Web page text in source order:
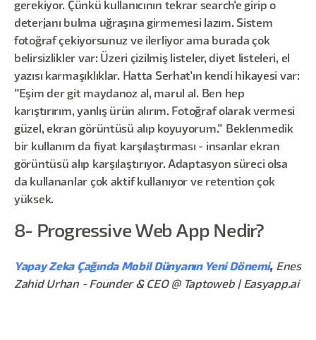
gerekiyor. Çünkü kullanıcının tekrar search'e girip o
deterjanı bulma uğraşına girmemesi lazım. Sistem
fotoğraf çekiyorsunuz ve ilerliyor ama burada çok
belirsizlikler var: Üzeri çizilmiş listeler, diyet listeleri, el
yazısı karmaşıklıklar. Hatta Serhat'ın kendi hikayesi var:
"Eşim der git maydanoz al, marul al. Ben hep
karıştırırım, yanlış ürün alırım. Fotoğraf olarak vermesi
güzel, ekran görüntüsü alıp koyuyorum." Beklenmedik
bir kullanım da fiyat karşılaştırması - insanlar ekran
görüntüsü alıp karşılaştırıyor. Adaptasyon süreci olsa
da kullananlar çok aktif kullanıyor ve retention çok
yüksek.
8- Progressive Web App Nedir?
Yapay Zeka Çağında Mobil Dünyanın Yeni Dönemi, Enes
Zahid Urhan - Founder & CEO @ Taptoweb | Easyapp.ai